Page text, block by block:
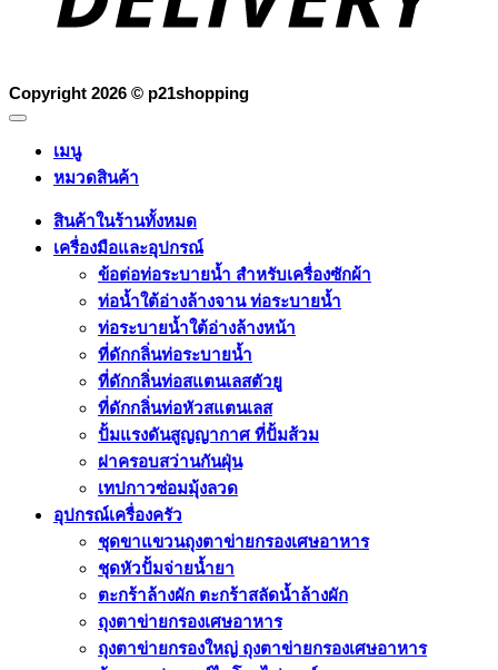
Copyright 2026 © p21shopping
เมนู
หมวดสินค้า
สินค้าในร้านทั้งหมด
เครื่องมือและอุปกรณ์
ข้อต่อท่อระบายน้ำ สำหรับเครื่องซักผ้า
ท่อน้ำใต้อ่างล้างจาน ท่อระบายน้ำ
ท่อระบายน้ำใต้อ่างล้างหน้า
ที่ดักกลิ่นท่อระบายน้ำ
ที่ดักกลิ่นท่อสแตนเลสตัวยู
ที่ดักกลิ่นท่อหัวสแตนเลส
ปั้มแรงดันสูญญากาศ ที่ปั้มส้วม
ฝาครอบสว่านกันฝุ่น
เทปกาวซ่อมมุ้งลวด
อุปกรณ์เครื่องครัว
ชุดขาแขวนถุงตาข่ายกรองเศษอาหาร
ชุดหัวปั้มจ่ายน้ำยา
ตะกร้าล้างผัก ตะกร้าสลัดน้ำล้างผัก
ถุงตาข่ายกรองเศษอาหาร
ถุงตาข่ายกรองใหญ่ ถุงตาข่ายกรองเศษอาหาร